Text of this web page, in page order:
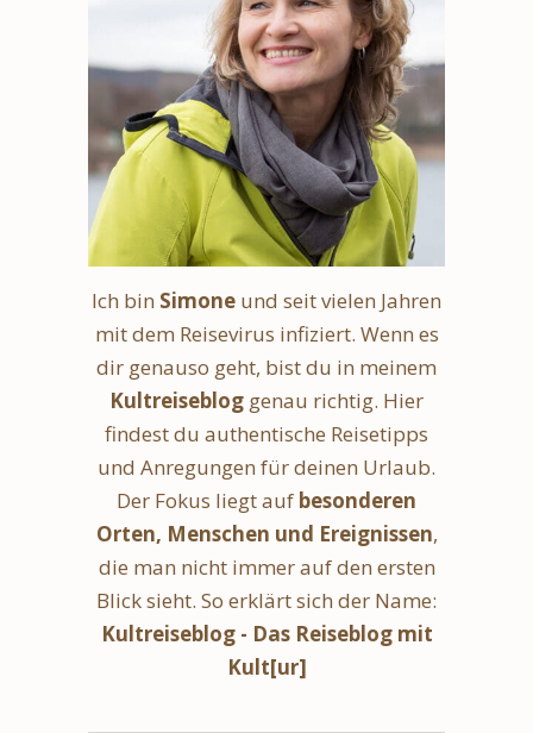
Ich bin Simone und seit vielen Jahren
mit dem Reisevirus infiziert. Wenn es
dir genauso geht, bist du in meinem
Kultreiseblog genau richtig. Hier
findest du authentische Reisetipps
und Anregungen für deinen Urlaub.
Der Fokus liegt auf besonderen
Orten, Menschen und Ereignissen,
die man nicht immer auf den ersten
Blick sieht. So erklärt sich der Name:
Kultreiseblog - Das Reiseblog mit
Kult[ur]